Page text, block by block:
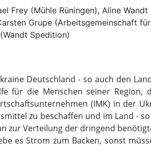
Deutschland - so auch den
für die Menschen seiner
(IMK) in der
zu beschaffen und im Land -
zur Verteilung der dringend
es Strom zum Backen, sonst